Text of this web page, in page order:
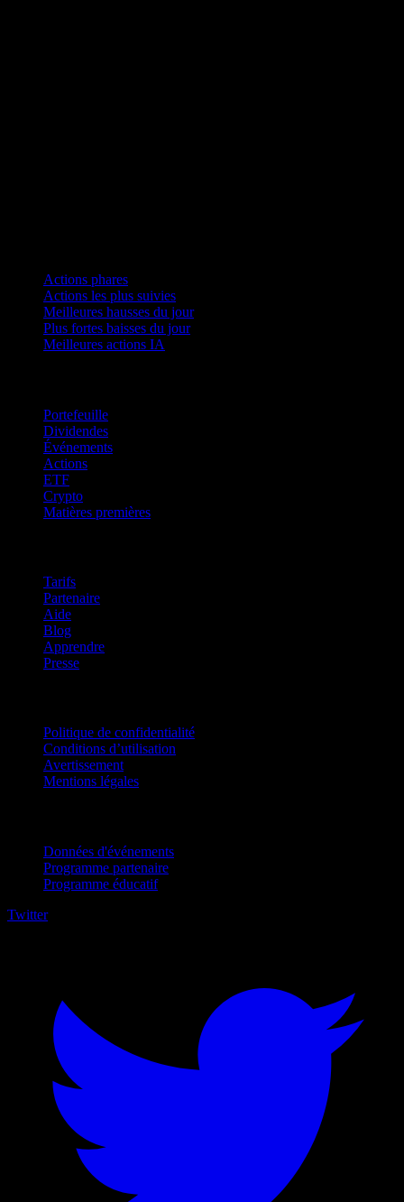
Actions phares
Actions les plus suivies
Meilleures hausses du jour
Plus fortes baisses du jour
Meilleures actions IA
Portefeuille
Dividendes
Événements
Actions
ETF
Crypto
Matières premières
Tarifs
Partenaire
Aide
Blog
Apprendre
Presse
Politique de confidentialité
Conditions d’utilisation
Avertissement
Mentions légales
Données d'événements
Programme partenaire
Programme éducatif
Twitter